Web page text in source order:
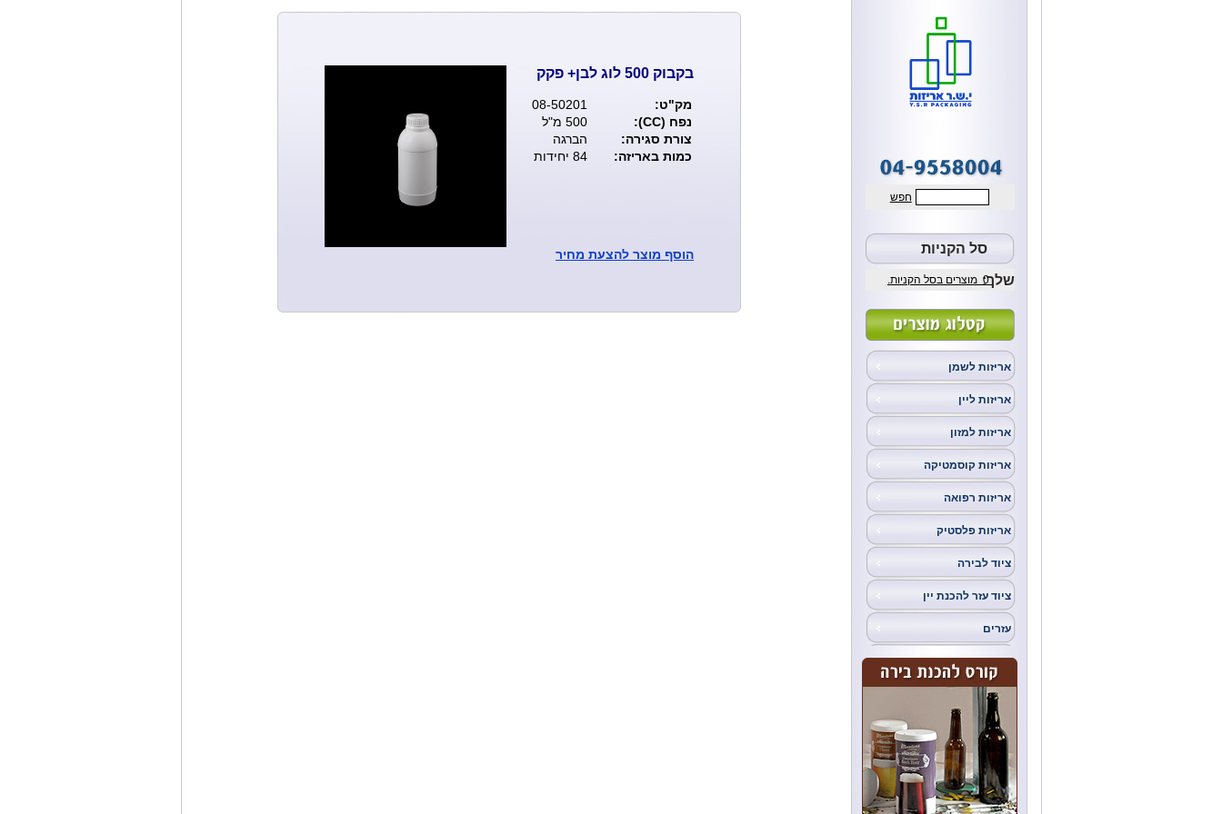
חפש
סל הקניות
שלך:
0 מוצרים בסל הקניות.
אריזות לשמן
אריזות ליין
אריזות למזון
אריזות קוסמטיקה
אריזות רפואה
אריזות פלסטיק
ציוד לבירה
ציוד עזר להכנת יין
עזרים
בקבוק 500 לוג לבן+ פקק
מק"ט:
08-50201
נפח (CC):
500 מ"ל
צורת סגירה:
הברגה
כמות באריזה:
84 יחידות
הוסף מוצר להצעת מחיר